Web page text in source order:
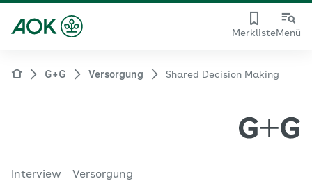
MerklisteMenü
G+G Versorgung Shared Decision Making
Interview Versorgung